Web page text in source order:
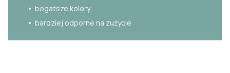
bogatsze kolory
bardziej odporne na zużycie